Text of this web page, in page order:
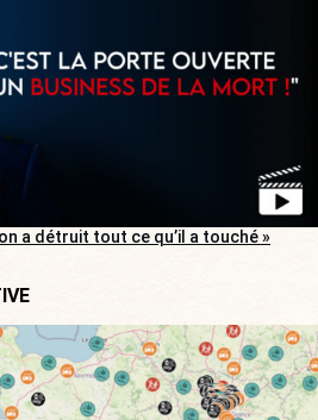
a détruit tout ce qu’il a touché »